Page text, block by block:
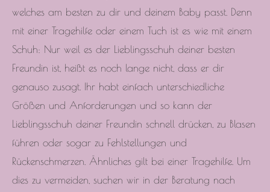
welches am besten zu dir und deinem Baby passt. Denn
mit einer Tragehilfe oder einem Tuch ist es wie mit einem
Schuh: Nur weil es der Lieblingsschuh deiner besten
Freundin ist, heißt es noch lange nicht, dass er dir
genauso zusagt. Ihr habt einfach unterschiedliche
Größen und Anforderungen und so kann der
Lieblingsschuh deiner Freundin schnell drücken, zu Blasen
führen oder sogar zu Fehlstellungen und
Rückenschmerzen. Ähnliches gilt bei einer Tragehilfe. Um
dies zu vermeiden, suchen wir in der Beratung nach